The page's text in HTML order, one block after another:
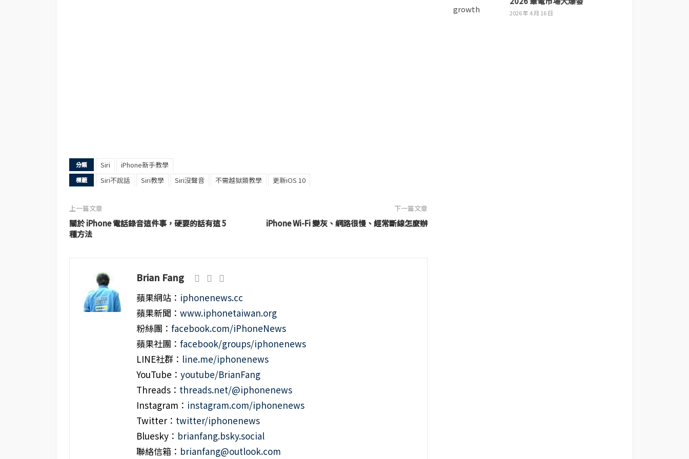
分類 Siri iPhone新手教學
標籤 Siri不說話 Siri教學 Siri沒聲音 不需越獄類教學 更新iOS 10
上一篇文章
關於 iPhone 電話錄音這件事，硬要的話有這 5
種方法
下一篇文章
iPhone Wi-Fi 變灰、網路很慢、經常斷線怎麼辦
Brian Fang
蘋果網站： iphonenews.cc
蘋果新聞： www.iphonetaiwan.org
粉絲團： facebook.com/iPhoneNews
蘋果社團： facebook/groups/iphonenews
LINE社群： line.me/iphonenews
YouTube： youtube/BrianFang
Threads： threads.net/@iphonenews
Instagram： instagram.com/iphonenews
Twitter： twitter/iphonenews
Bluesky： brianfang.bsky.social
聯絡信箱： brianfang@outlook.com
2026 年 4 月 16 日